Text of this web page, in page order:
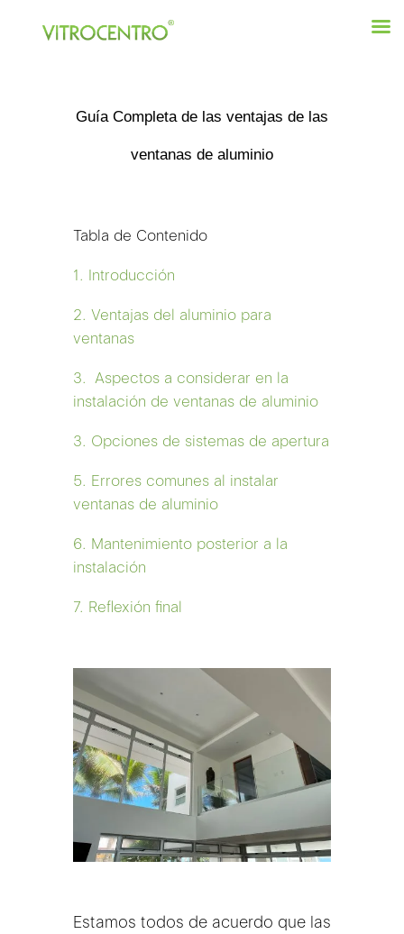
Guía Completa de las ventajas de las
ventanas de aluminio
Tabla de Contenido
1. Introducción
2. Ventajas del aluminio para
ventanas
3. Aspectos a considerar en la
instalación de ventanas de aluminio
3. Opciones de sistemas de apertura
5. Errores comunes al instalar
ventanas de aluminio
6. Mantenimiento posterior a la
instalación
7. Reflexión final
Estamos todos de acuerdo que las